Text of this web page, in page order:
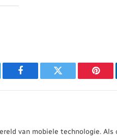
Facebook Twitter
van mobiele technologie. Als